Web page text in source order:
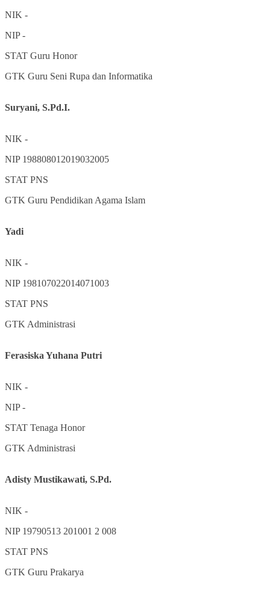
NIK -
NIP-
STAT Guru Honor
GTK Guru Seni Rupa dan Informatika
Suryani, S.Pd.I.
NIK -
NIP 198808012019032005
STAT PNS
GTK Guru Pendidikan Agama Islam
Yadi
NIK -
NIP 198107022014071003
STAT PNS
GTK Administrasi
Ferasiska Yuhana Putri
NIK -
NIP-
STAT Tenaga Honor
GTK Administrasi
Adisty Mustikawati, S.Pd.
NIK -
NIP 19790513 201001 2 008
STAT PNS
GTK Guru Prakarya